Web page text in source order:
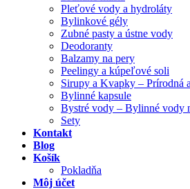
Pleťové vody a hydroláty
Bylinkové gély
Zubné pasty a ústne vody
Deodoranty
Balzamy na pery
Peelingy a kúpeľové soli
Sirupy a Kvapky – Prírodná
Bylinné kapsule
Bystré vody – Bylinné vody
Sety
Kontakt
Blog
Košík
Pokladňa
Môj účet